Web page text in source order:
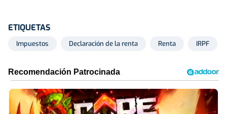
ETIQUETAS
Impuestos Declaración de la renta Renta IRPF